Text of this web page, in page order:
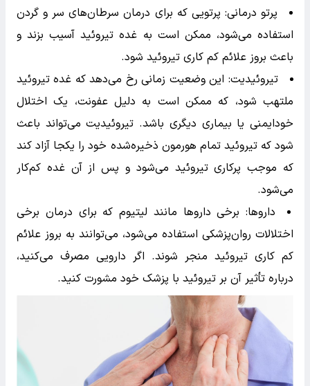
پرتو درمانی: پرتویی که برای درمان سرطان‌های سر و گردن
استفاده می‌شود، ممکن است به غده تیروئید آسیب بزند و
باعث بروز علائم کم کاری تیروئید شود.
تیروئیدیت: این وضعیت زمانی رخ می‌دهد که غده تیروئید
ملتهب شود، که ممکن است به دلیل عفونت، یک اختلال
خودایمنی یا بیماری دیگری باشد. تیروئیدیت می‌تواند باعث
شود که تیروئید تمام هورمون ذخیره‌شده خود را یکجا آزاد کند
که موجب پرکاری تیروئید می‌شود و پس از آن غده کم‌کار
می‌شود.
داروها: برخی داروها مانند لیتیوم که برای درمان برخی
اختلالات روان‌پزشکی استفاده می‌شود، می‌توانند به بروز علائم
کم کاری تیروئید منجر شوند. اگر دارویی مصرف می‌کنید،
درباره تأثیر آن بر تیروئید با پزشک خود مشورت کنید.